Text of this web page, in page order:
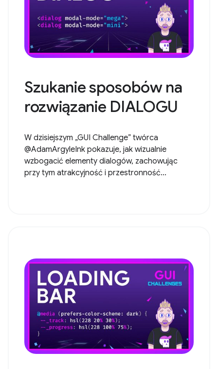
Szukanie sposobów na
rozwiązanie DIALOGU
W dzisiejszym „GUI Challenge” twórca
@AdamArgyleInk pokazuje, jak wizualnie
wzbogacić elementy dialogów, zachowując
przy tym atrakcyjność i przestronność...